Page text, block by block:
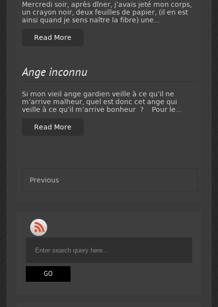
Mercredi soir, après dîner, j’avais jeté mon corps,
un crayon noir, deux feuilles de papier, (il en est
ainsi quand je sens naître la fibre) une...
Read More
Ange inconnu
Si mon vieil ange gardien veille à ce qu’il ne
m’arrive malheur, quel est donc cet ange qui
veille à ce qu’il m’arrive bonheur ? Pour le...
Read More
Previous